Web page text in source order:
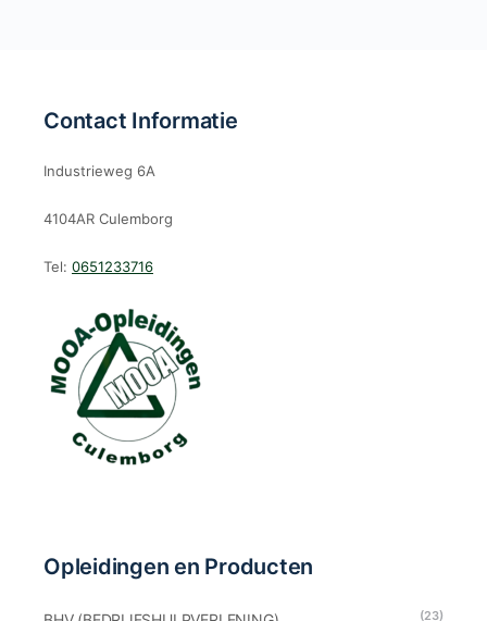
Contact Informatie
Industrieweg 6A
4104AR Culemborg
Tel: 0651233716
Opleidingen en Producten
(23)